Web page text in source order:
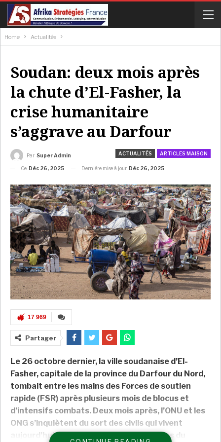
Home Actualités
Soudan: deux mois après
la chute d’El-Fasher, la
crise humanitaire
s’aggrave au Darfour
ACTUALITÉS ARTICLES MAISON
Par Super Admin
Ce Déc 26, 2025 Dernière mise à jour Déc 26, 2025
17 969
Partager
Le 26 octobre dernier, la ville soudanaise d’El-
Fasher, capitale de la province du Darfour du Nord,
tombait entre les mains des Forces de soutien
rapide (FSR) après plusieurs mois de blocus et
d’intensifs combats. Deux mois après, l’ONU et les
ONG s’inquiètent du sort des civils qui vivent
aujourd’hui sous le joug des paramilitaires du